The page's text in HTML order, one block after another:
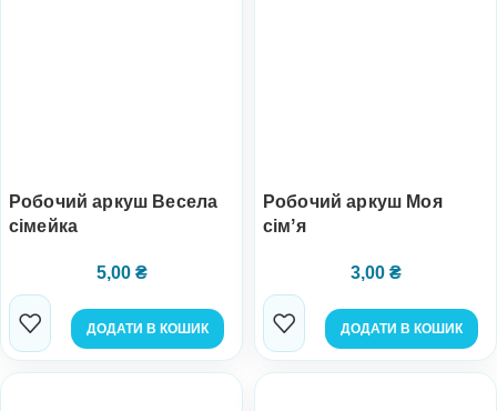
Робочий аркуш Весела
сімейка
5,00 ₴
ДОДАТИ В КОШИК
Робочий аркуш Моя
сімʼя
3,00 ₴
ДОДАТИ В КОШИК